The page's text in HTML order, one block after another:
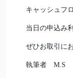
キャッシュフ
当日の申込み
ぜひお取引に
執筆者 M.S